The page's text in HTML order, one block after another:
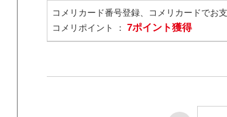
コメリカード番号登録、コメリカードでお
コメリポイント ： 7ポイント獲得